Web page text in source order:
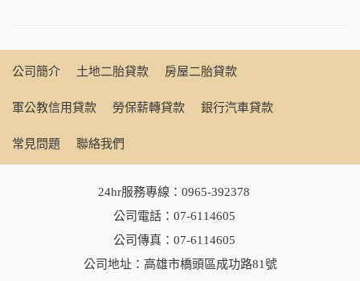
公司簡介 土地二胎貸款 房屋二胎貸款
軍公教信用貸款 勞保薪轉貸款 銀行汽車貸款
常見問題 聯絡我們
24hr服務專線： 0965-392378
公司電話： 07-6114605
公司傳真：07-6114605
公司地址：高雄市橋頭區成功路81號